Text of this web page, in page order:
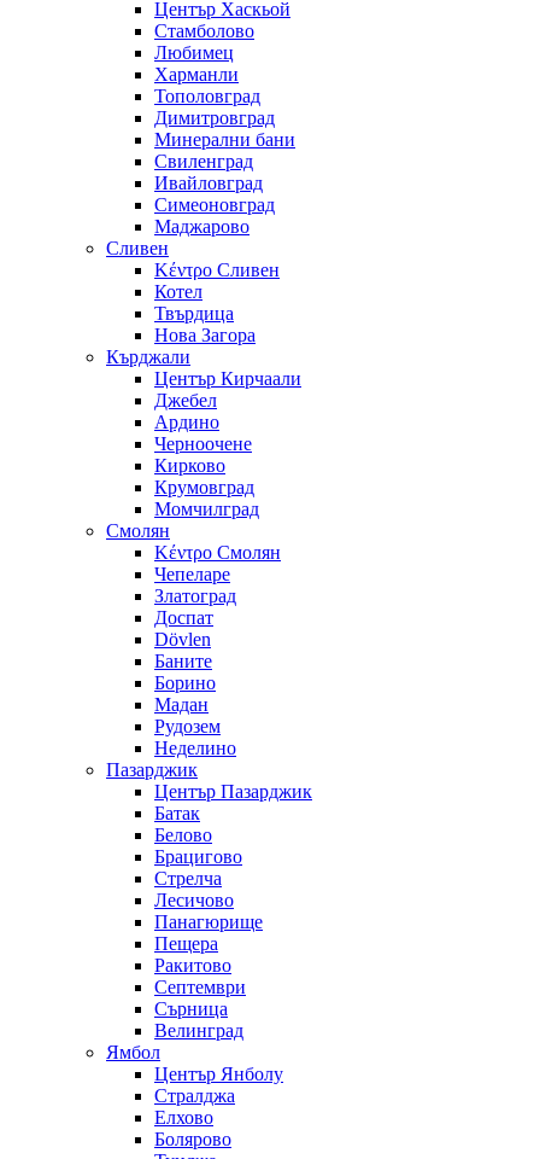
Център Хаскьой
Стамболово
Любимец
Харманли
Тополовград
Димитровград
Минерални бани
Свиленград
Ивайловград
Симеоновград
Маджарово
Сливен
Κέντρο Сливен
Котел
Твърдица
Нова Загора
Кърджали
Център Кирчаали
Джебел
Ардино
Черноочене
Кирково
Крумовград
Момчилград
Смолян
Κέντρο Смолян
Чепеларе
Златоград
Доспат
Dövlen
Баните
Борино
Мадан
Рудозем
Неделино
Пазарджик
Център Пазарджик
Батак
Белово
Брацигово
Стрелча
Лесичово
Панагюрище
Пещера
Ракитово
Септември
Сърница
Велинград
Ямбол
Център Янболу
Стралджа
Елхово
Болярово